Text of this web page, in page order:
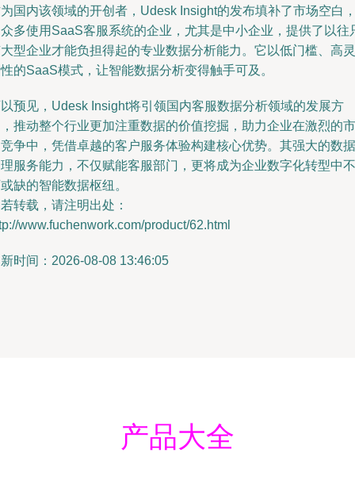
国内该领域的开创者，Udesk Insight的发布填补了市场空白
多使用SaaS客服系统的企业，尤其是中小企业，提供了以往
型企业才能负担得起的专业数据分析能力。它以低门槛、高灵
的SaaS模式，让智能数据分析变得触手可及。
预见，Udesk Insight将引领国内客服数据分析领域的发展方
推动整个行业更加注重数据的价值挖掘，助力企业在激烈的市
争中，凭借卓越的客户服务体验构建核心优势。其强大的数据
服务能力，不仅赋能客服部门，更将成为企业数字化转型中不
缺的智能数据枢纽。
转载，请注明出处：
www.fuchenwork.com/product/62.html
时间：2026-08-08 13:46:05
产品大全